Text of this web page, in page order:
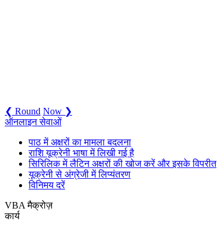
❮ Round Now ❯
ऑनलाइन सेवाओं
पाठ में अक्षरों का मामला बदलना
राशि यूक्रेनी भाषा में लिखी गई है
सिरिलिक में लैटिन अक्षरों की खोज करें और इसके विपरीत
यूक्रेनी से अंग्रेजी में लिप्यंतरण
विनिमय दरें
VBA मैक्रोज़
कार्य